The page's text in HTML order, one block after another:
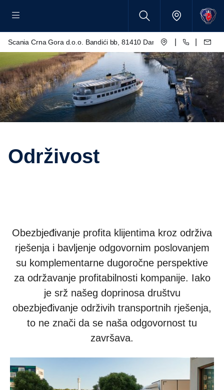
Scania Crna Gora d.o.o. Bandići bb, 81410 Danilovgrad
Održivost
Obezbjeđivanje profita klijentima kroz održiva
rješenja i bavljenje odgovornim poslovanjem
su komplementarne dugoročne perspektive
za održavanje profitabilnosti kompanije. Iako
je srž našeg doprinosa društvu
obezbjeđivanje održivih transportnih rješenja,
to ne znači da se naša odgovornost tu
završava.